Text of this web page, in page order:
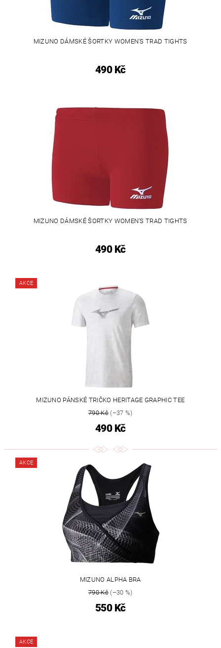
MIZUNO DÁMSKÉ ŠORTKY WOMEN'S TRAD TIGHTS
490 Kč
MIZUNO DÁMSKÉ ŠORTKY WOMEN'S TRAD TIGHTS
490 Kč
AKCE
MIZUNO PÁNSKÉ TRIČKO HERITAGE GRAPHIC TEE
790 Kč(–37 %)
490 Kč
AKCE
MIZUNO ALPHA BRA
790 Kč(–30 %)
550 Kč
AKCE